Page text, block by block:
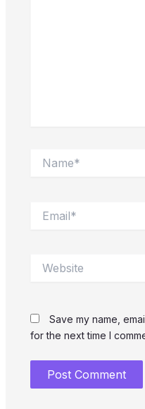
Save my name,
for the next time I